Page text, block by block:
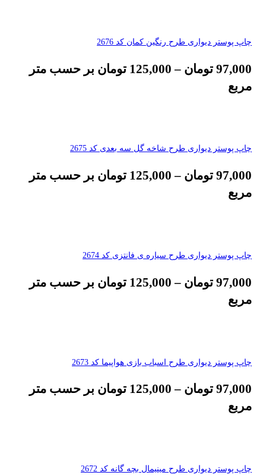
چاپ پوستر دیواری طرح رنگین کمان کد 2676
97,000 تومان –
125,000 تومان بر حسب متر
مربع
چاپ پوستر دیواری طرح شاخه گل سه بعدی کد 2675
97,000 تومان –
125,000 تومان بر حسب متر
مربع
چاپ پوستر دیواری طرح سیاره ی فانتزی کد 2674
97,000 تومان –
125,000 تومان بر حسب متر
مربع
چاپ پوستر دیواری طرح اسباب بازی هواپیما کد 2673
97,000 تومان –
125,000 تومان بر حسب متر
مربع
چاپ پوستر دیواری طرح مینیمال بچه گانه کد 2672